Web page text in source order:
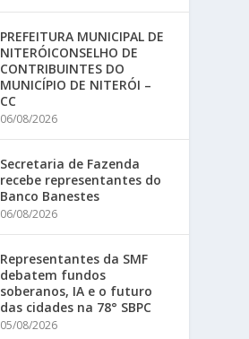
PREFEITURA MUNICIPAL DE
NITERÓICONSELHO DE
CONTRIBUINTES DO
MUNICÍPIO DE NITERÓI –
CC
06/08/2026
Secretaria de Fazenda
recebe representantes do
Banco Banestes
06/08/2026
Representantes da SMF
debatem fundos
soberanos, IA e o futuro
das cidades na 78° SBPC
05/08/2026